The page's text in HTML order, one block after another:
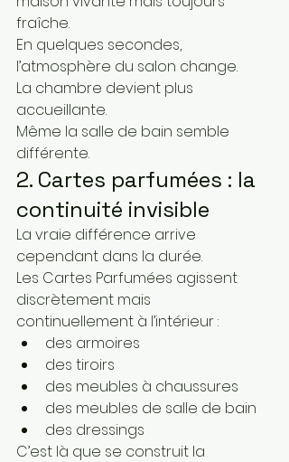
fraîche.
En quelques secondes,
l’atmosphère du salon change.
La chambre devient plus
accueillante.
Même la salle de bain semble
différente.
2. Cartes parfumées : la
continuité invisible
La vraie différence arrive
cependant dans la durée.
Les Cartes Parfumées agissent
discrètement mais
continuellement à l’intérieur :
des armoires
des tiroirs
des meubles à chaussures
des meubles de salle de bain
des dressings
C’est là que se construit la